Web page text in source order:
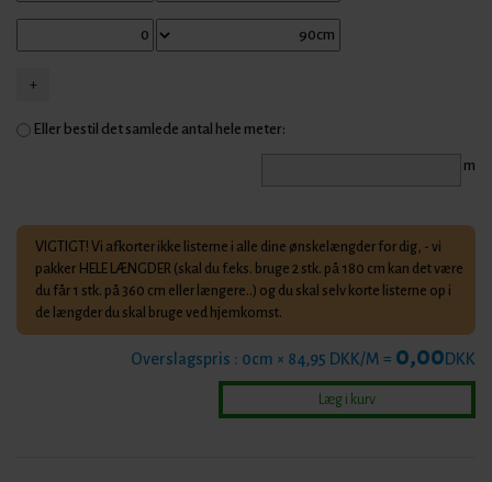
Eller bestil det samlede antal hele meter:
m
VIGTIGT! Vi afkorter ikke listerne i alle dine ønskelængder for dig, - vi
pakker HELE LÆNGDER (skal du f.eks. bruge 2 stk. på 180 cm kan det være
du får 1 stk. på 360 cm eller længere..) og du skal selv korte listerne op i
de længder du skal bruge ved hjemkomst.
Overslagspris : 0cm × 84,95 DKK/M = 0,00DKK